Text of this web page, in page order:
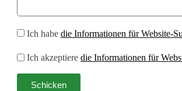
Ich habedie Informationen für Website-
Ich akzeptieredie Informationen für
Schicken